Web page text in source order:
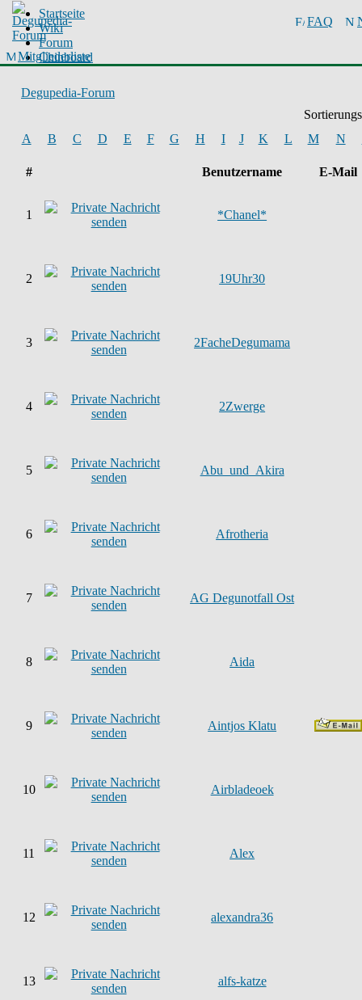
FAQ
Mitgliederliste
Startseite
Wiki
Forum
Chinboard
Degupedia-Forum
A
B C D E F G H I J K L M N
# Benutzername E-Mail
1 *Chanel*
2 19Uhr30
3 2FacheDegumama
4 2Zwerge
5 Abu_und_Akira
6 Afrotheria
7 AG Degunotfall Ost
8 Aida
9 Aintjos Klatu
10 Airbladeoek
11 Alex
12 alexandra36
13 alfs-katze